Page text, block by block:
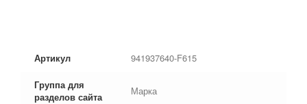
Артикул 941937640-F615
Группа для
разделов сайта
Марка